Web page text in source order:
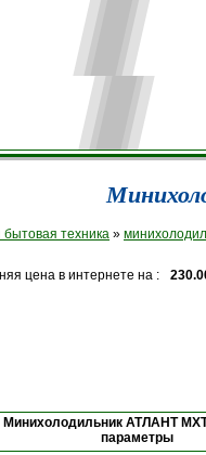
бытовая техника »
цена в интернете на :
Минихолодильник АТЛАНТ
параметры